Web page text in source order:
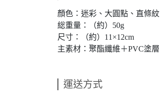
顏色：迷彩、大圓點、直條紋
総重量：（約）50g
尺寸：（約）11×12cm
主素材：聚酯纖維＋PVC塗層
運送方式